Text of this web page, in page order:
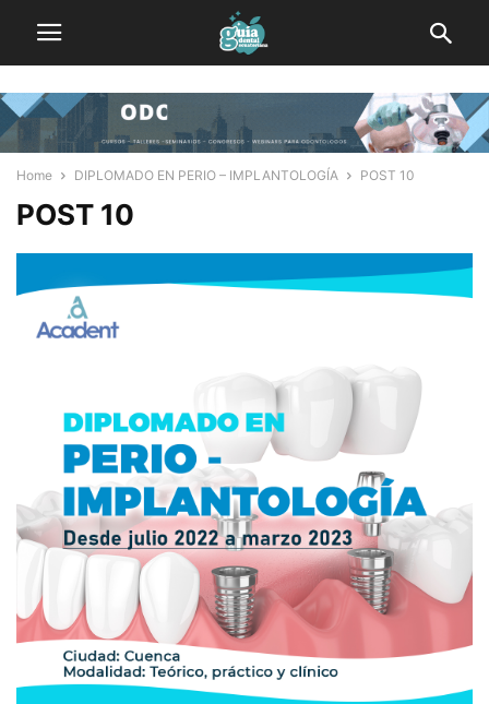
Home DIPLOMADO EN PERIO – IMPLANTOLOGÍA POST 10
POST 10